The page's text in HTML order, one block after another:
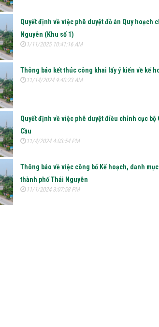
Quyết định về việc phê duyệt đồ án Quy
Nguyên (Khu số 1)
1/11/2025 10:41:16 AM
Thông báo kết thúc công khai lấy ý kiến về kế
11/14/2024 9:40:23 AM
Quyết định về việc phê duyệt điều chỉnh cục
Cầu
11/4/2024 4:03:54 PM
Thông báo về việc công bố Kế hoạch, danh
thành phố Thái Nguyên
11/1/2024 3:07:58 PM